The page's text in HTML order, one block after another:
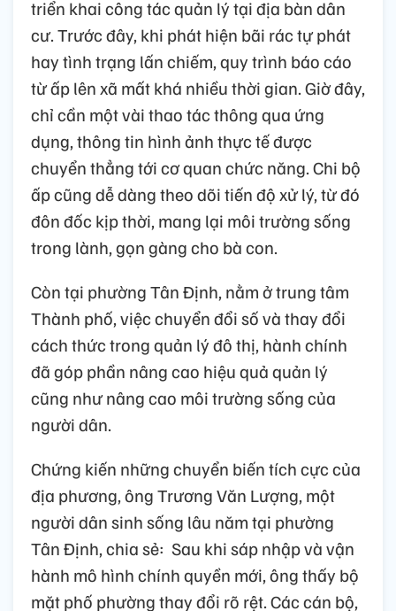
triển khai công tác quản lý tại địa bàn dân
cư. Trước đây, khi phát hiện bãi rác tự phát
hay tình trạng lấn chiếm, quy trình báo cáo
từ ấp lên xã mất khá nhiều thời gian. Giờ đây,
chỉ cần một vài thao tác thông qua ứng
dụng, thông tin hình ảnh thực tế được
chuyển thẳng tới cơ quan chức năng. Chi bộ
ấp cũng dễ dàng theo dõi tiến độ xử lý, từ đó
đôn đốc kịp thời, mang lại môi trường sống
trong lành, gọn gàng cho bà con.
Còn tại phường Tân Định, nằm ở trung tâm
Thành phố, việc chuyển đổi số và thay đổi
cách thức trong quản lý đô thị, hành chính
đã góp phần nâng cao hiệu quả quản lý
cũng như nâng cao môi trường sống của
người dân.
Chứng kiến những chuyển biến tích cực của
địa phương, ông Trương Văn Lượng, một
người dân sinh sống lâu năm tại phường
Tân Định, chia sẻ: Sau khi sáp nhập và vận
hành mô hình chính quyền mới, ông thấy bộ
mặt phố phường thay đổi rõ rệt. Các cán bộ,